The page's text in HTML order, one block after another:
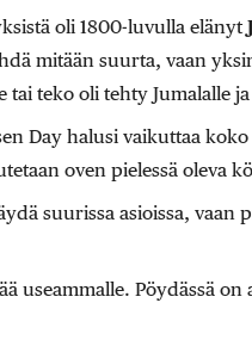
oli 1800-luvulla elänyt
mitään suurta, vaan
tai teko oli tehty Jumalalle
Day halusi vaikuttaa
oven pielessä oleva
suurissa asioissa, vaan
useammalle. Pöydässä